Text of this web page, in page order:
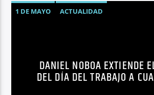
1 DE MAYO
ACTUALIDAD
DANIEL NOBOA EXTIENDE
DEL DÍA DEL TRABAJO A